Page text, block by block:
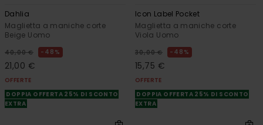
Dahlia
Maglietta a maniche corte
Beige Uomo
40,00 € 48%
21,00 €
OFFERTE
DOPPIA OFFERTA 25% DI SCONTO
EXTRA
Icon Label Pocket
Maglietta a maniche corte
Viola Uomo
30,00 € 48%
15,75 €
OFFERTE
DOPPIA OFFERTA 25% DI SCONTO
EXTRA